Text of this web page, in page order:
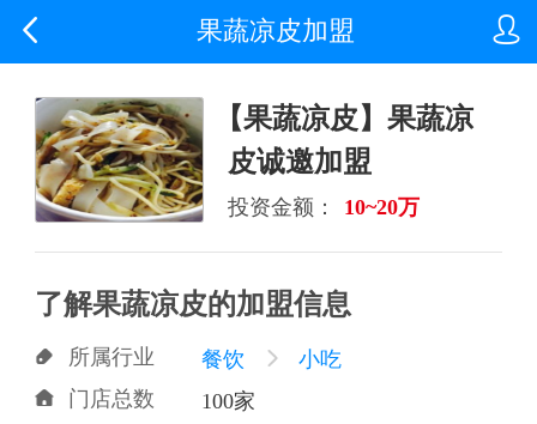

 果蔬凉皮加盟
【果蔬凉皮】果蔬凉
皮诚邀加盟
投资金额： 10~20万
了解果蔬凉皮的加盟信息
 所属行业 餐饮  小吃
 门店总数 100家